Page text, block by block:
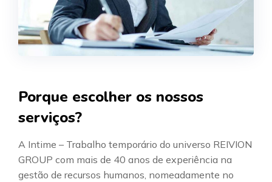
Porque escolher os nossos
serviços?
A Intime – Trabalho temporário do universo REIVION
GROUP com mais de 40 anos de experiência na
gestão de recursos humanos, nomeadamente no